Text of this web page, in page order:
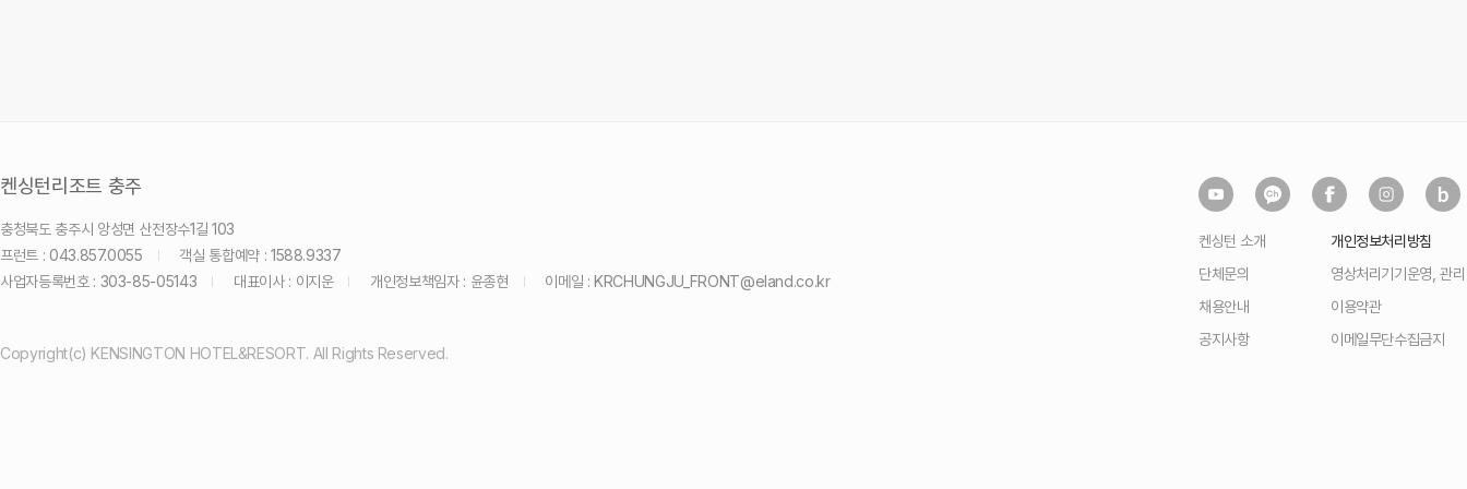
켄싱턴리조트 충주
충청북도 충주시 앙성면 산전장수1길 103
프런트 : 043.857.0055
객실 통합예약 : 1588.9337
사업자등록번호 : 303-85-05143
대표이사 : 이지운 개인정보책임자 : 윤종현 이메일 :KRCHUNGJU_FRONT@eland.co.kr
Copyright(c) KENSINGTON HOTEL&RESORT. All Rights Reserved.
켄싱턴 소개
단체문의
채용안내
공지사항
개인정보처리방침
영상처리기기운영, 관
이용약관
이메일무단수집금지